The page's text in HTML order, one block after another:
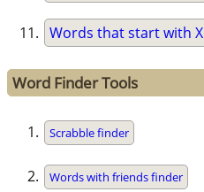
Words that start with X
Word Finder Tools
Scrabble finder
Words with friends finder